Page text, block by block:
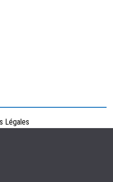
Légales